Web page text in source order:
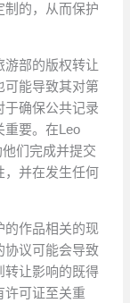
制的，从而保护
游部的版权转让
可能导致其对第
于确保公共记录
重要。在Leo
们完成并提交
，并在发生任何
的作品相关的现
协议可能会导致
转让影响的既得
许可证至关重